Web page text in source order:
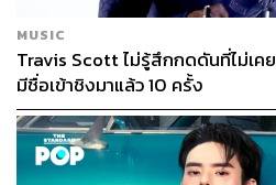
MUSIC
Travis Scott ไม่รู้สึกกดดันที่ไม่เค
มีชื่อเข้าชิงมาแล้ว 10 ครั้ง